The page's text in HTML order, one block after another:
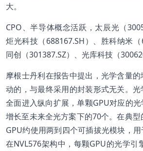
大。
CPO、半导体概念活跃，太辰光（
炬光科技（688167.SH）、胜科纳米
同创（301387.SZ）、光库科技（
摩根士丹利在报告中提出，光学含量
动的，与最终采用的封装形式无关。
全面进入纵向扩展，单颗GPU对应的
增长至未来全光方案下的70个。在典
GPU约使用两到四个可插拔光模块，
在NVL576架构中，每颗GPU的光学引